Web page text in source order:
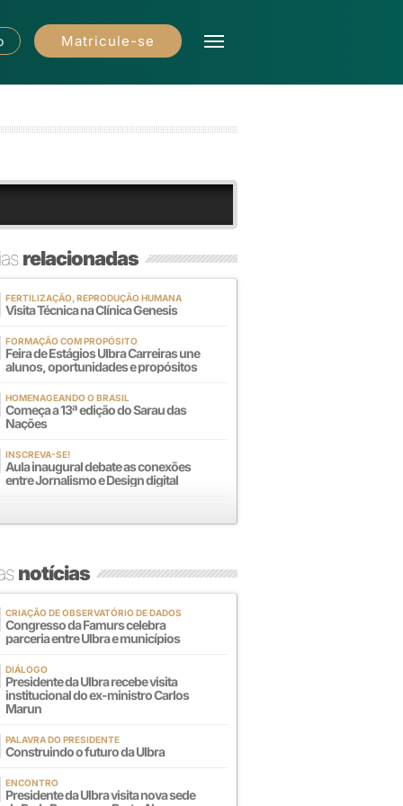
Matricule-se
relacionadas
FERTILIZAÇÃO, REPRODUÇÃO HUMANA
Visita Técnica na Clínica Genesis
FORMAÇÃO COM PROPÓSITO
Feira de Estágios Ulbra Carreiras une
alunos, oportunidades e propósitos
HOMENAGEANDO O BRASIL
Começa a 13ª edição do Sarau das
Nações
INSCREVA-SE!
Aula inaugural debate as conexões
entre Jornalismo e Design digital
notícias
CRIAÇÃO DE OBSERVATÓRIO DE DADOS
Congresso da Famurs celebra
parceria entre Ulbra e municípios
DIÁLOGO
Presidente da Ulbra recebe visita
institucional do ex-ministro Carlos
Marun
PALAVRA DO PRESIDENTE
Construindo o futuro da Ulbra
ENCONTRO
Presidente da Ulbra visita nova sede